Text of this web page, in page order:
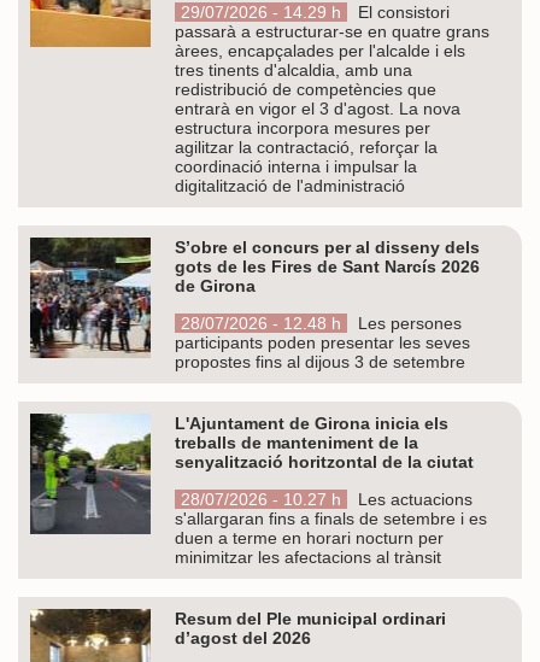
29/07/2026 - 14.29 h
El consistori
passarà a estructurar-se en quatre grans
àrees, encapçalades per l'alcalde i els
tres tinents d'alcaldia, amb una
redistribució de competències que
entrarà en vigor el 3 d'agost. La nova
estructura incorpora mesures per
agilitzar la contractació, reforçar la
coordinació interna i impulsar la
digitalització de l'administració
S’obre el concurs per al disseny dels
gots de les Fires de Sant Narcís 2026
de Girona
28/07/2026 - 12.48 h
Les persones
participants poden presentar les seves
propostes fins al dijous 3 de setembre
L'Ajuntament de Girona inicia els
treballs de manteniment de la
senyalització horitzontal de la ciutat
28/07/2026 - 10.27 h
Les actuacions
s'allargaran fins a finals de setembre i es
duen a terme en horari nocturn per
minimitzar les afectacions al trànsit
Resum del Ple municipal ordinari
d’agost del 2026